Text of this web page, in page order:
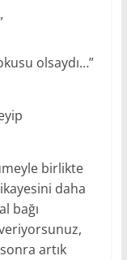
olsaydı…”
birlikte
daha
bağı
artık